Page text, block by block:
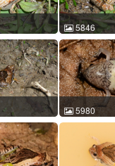
pulchra
04-06
广东 ACM
5846
花姬蛙
王运宇
21:48:51 中
id:5846
pulchra
04-09
广东 ACM
5980
花姬蛙
张宝林
17:36:11 中
id:5980